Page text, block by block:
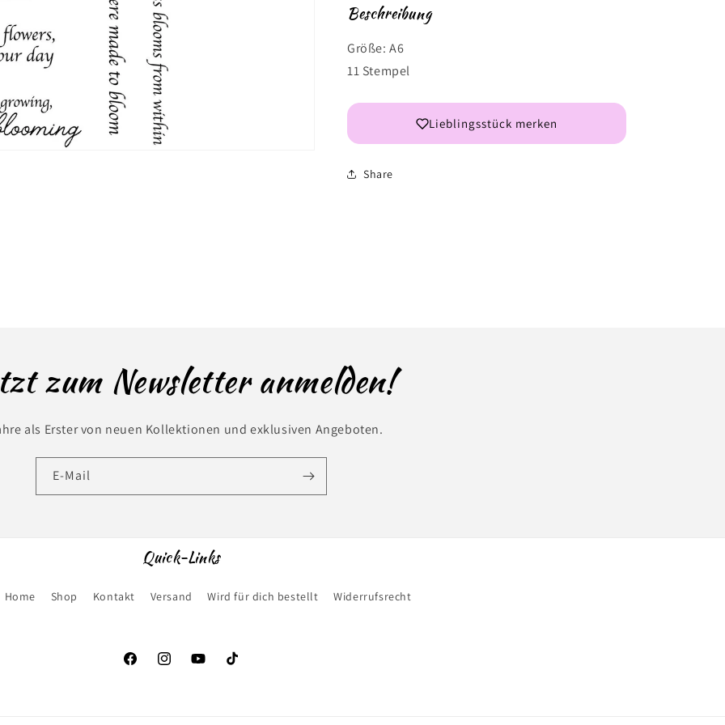
Beschreibung
Größe: A6
11 Stempel
Lieblingsstück merken
Share
zum Newsletter anmelden!
als Erster von neuen Kollektionen und exklusiven Angeboten.
E-Mail
Quick-Links
Home Shop Kontakt Versand Wird für dich bestellt Widerrufsrecht
FacebookInstagramYouTubeTikTok